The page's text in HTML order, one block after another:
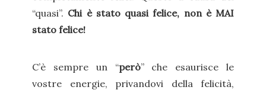
“quasi”. Chi è stato quasi felice, non è MAI
stato felice!
C’è sempre un “però” che esaurisce le
vostre energie, privandovi della felicità,